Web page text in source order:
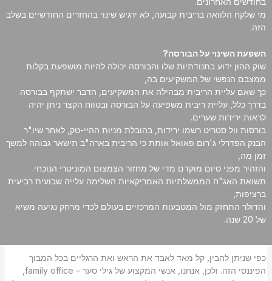
מי שלקח הלוואה בריבית קבועה, לא ירגיש שינוי בהחזרים החודשיים בשלב
הזה.
השפעת השינוי על הבורסה?
שוק ההון ידוע בתנודתיות שלו והבורסה יכולה להיות מושפעת בקלות
ממצבם הנפשי של המשקיעים בה,
כך שאם עליית הריבית מבהילה את המשקיעים, הדבר ישתקף בבורסה.
בדרך כלל, עליית ריבית משפיעה על הבורסה ובטווח הקצר ניתן יהיה
לראות ירידות שערים.
בורסות וול סטריט רשמו ירידות, בהובלת מניות ההיי-טק, לאחר שיו"ר
הבנק הפדרלי ג'רום פאואל אותת כי הריבית בארה"ב תישאר גבוהה למשך
זמן מה,
והזהיר מפני סיום מוקדם מדי של מחזור הצמצום המוניטרי הנוכחי.
תשואת האג"ח הממשלתיות האמריקאיות השלימה עלייה שבועית רביעית
ברציפות,
והדולר התחזק מול המטבעות המרכזיים בעולם לכדי מרחק נגיעה משיא
של 20 שנה.
כפי שניתן להבין, קל מאד לאבד את הראש ואת הרגליים בכל המבוך